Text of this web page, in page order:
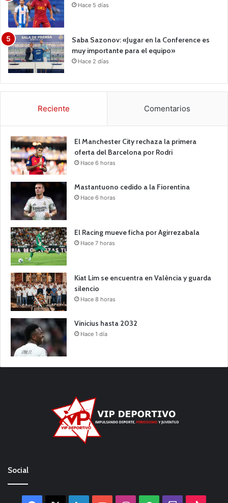
Hace 5 días
Saba Sazonov: «Jugar en la Conference es
muy importante para el equipo»
Hace 2 días
Reciente Comentarios
El Manchester City rechaza la primera
oferta del Barcelona por Rodri
Hace 6 horas
Mastantuono cedido a la Fiorentina
Hace 6 horas
El Racing mueve ficha por Agirrezabala
Hace 7 horas
Kiat Lim se encuentra en València y guarda
silencio
Hace 8 horas
Vinicius hasta 2032
Hace 1 día
Social